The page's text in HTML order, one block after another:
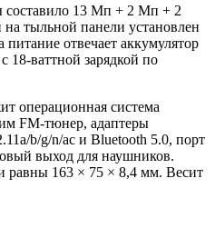
составило 13 Мп + 2 Мп + 2
тыльной панели установлен
питание отвечает аккумулятор
18-ваттной зарядкой по
операционная система
FM-тюнер, адаптеры
b/g/n/ac и Bluetooth 5.0, порт
выход для наушников.
равны 163 × 75 × 8,4 мм. Весит